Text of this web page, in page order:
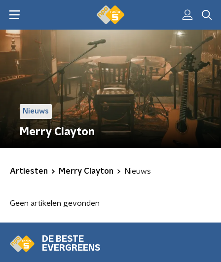
Nieuws
Merry Clayton
Artiesten Merry Clayton Nieuws
Geen artikelen gevonden
DE BESTE
EVERGREENS